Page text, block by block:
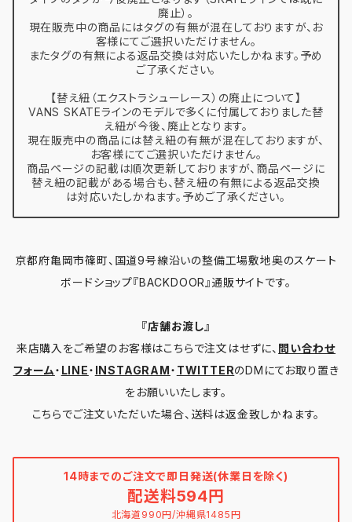
廃止）。
現在販売中の商品にはタグの有無が混在しておりますが、お
客様にてご選択いただけません。
またタグの有無による返品交換は対応いたしかねます。予め
ご了承ください。
【替え紐（エクストラシューレース）の廃止について】
VANS SKATEラインのモデルで多くに付属しておりました替
え紐が今後、廃止となります。
現在販売中の商品には替え紐の有無が混在しておりますが、
お客様にてご選択いただけません。
商品ページの記載は順次更新しておりますが、商品ページに
替え紐の記載がある場合も、替え紐の有無による返品交換
は対応いたしかねます。予めご了承ください。
京都府亀岡市篠町、国道9号線沿いの整備工場敷地奥のスケート
ボードショップ『BACKDOOR』通販サイトです。
『店舗お渡し』
来店購入をご希望のお客様はこちらで注文はせずに、 問い合わせ
フォーム・ LINE・ INSTAGRAM・ TWITTERのDMにてお取り置き
をお願いいたします。
こちらでご注文いただいた場合、送料は返金致しかねます。
14時までのご注文で即日発送(休業日を除く)
配送料594円
北海道990円/沖縄県1485円